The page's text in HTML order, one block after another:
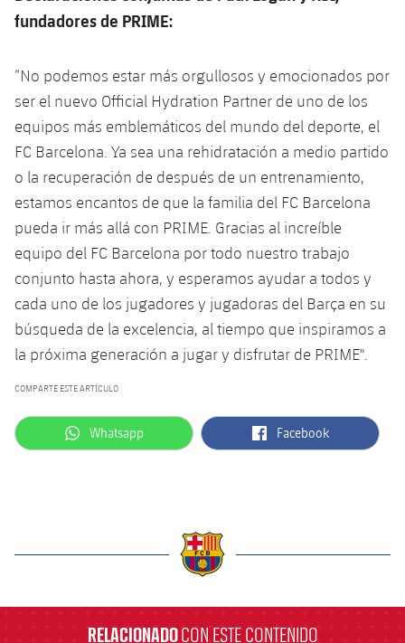
Fotos
fundadores de PRIME:
“No podemos estar más orgullosos y emocionados por
ser el nuevo Official Hydration Partner de uno de los
equipos más emblemáticos del mundo del deporte, el
FC Barcelona. Ya sea una rehidratación a medio partido
o la recuperación de después de un entrenamiento,
estamos encantos de que la familia del FC Barcelona
pueda ir más allá con PRIME. Gracias al increíble
equipo del FC Barcelona por todo nuestro trabajo
conjunto hasta ahora, y esperamos ayudar a todos y
cada uno de los jugadores y jugadoras del Barça en su
búsqueda de la excelencia, al tiempo que inspiramos a
la próxima generación a jugar y disfrutar de PRIME".
COMPARTE ESTE ARTÍCULO
label.aria.whatsapp
Whatsapp label.aria.facebook
Facebook
RELACIONADOCON ESTE CONTENIDO